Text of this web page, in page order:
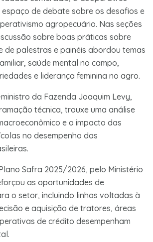
espaço de debate sobre os desafios e
agropecuário. Nas seções
sobre boas práticas sobre
de palestras e painéis abordou temas
saúde mental no campo,
e liderança feminina no agro.
da Fazenda Joaquim Levy,
técnica, trouxe uma análise
e o impacto das
no desempenho das
Safra 2025/2026, pelo Ministério
as oportunidades de
o setor, incluindo linhas voltadas à
e aquisição de tratores, áreas
de crédito desempenham